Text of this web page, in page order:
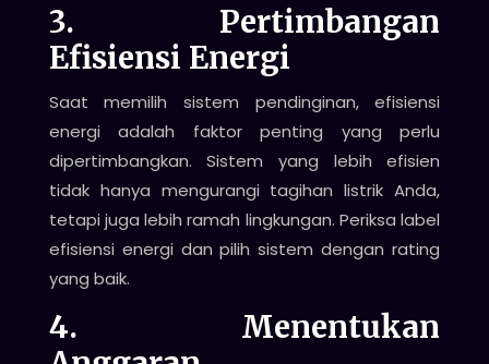
3. Pertimbangan
Efisiensi Energi
Saat memilih sistem pendinginan, efisiensi
energi adalah faktor penting yang perlu
dipertimbangkan. Sistem yang lebih efisien
tidak hanya mengurangi tagihan listrik Anda,
tetapi juga lebih ramah lingkungan. Periksa label
efisiensi energi dan pilih sistem dengan rating
yang baik.
4. Menentukan